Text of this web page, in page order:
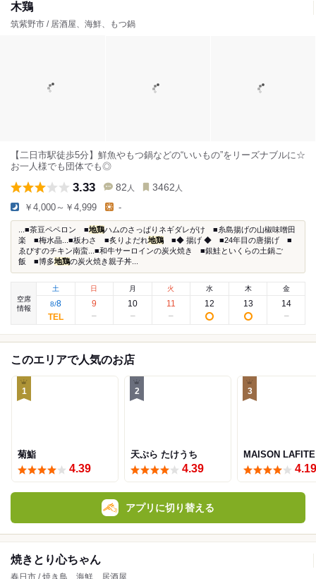
木鶏
筑紫野市 / 居酒屋、海鮮、もつ鍋
【二日市駅徒歩5分】鮮魚やもつ鍋などの“いいもの”をリーズナブルに☆
お一人様でも団体でも◎
3.33 82 人 3462 人
￥4,000～￥4,999 -
...■茶豆ペペロン ■地鶏ハムのさっぱりネギダレがけ ■糸島揚げの山椒味噌田
楽 ■梅水晶...■板わさ ■炙りよだれ地鶏 ■◆ 揚げ ◆ ■24年目の唐揚げ ■
ゑびすのチキン南蛮...■和牛サーロインの炭火焼き ■銀鮭といくらの土鍋ご
飯 ■博多地鶏の炭火焼き親子丼...
空席
情報
土
8/8
日
9
月
10
火
11
水
12
木
13
金
14
このエリアで人気のお店
1
菊鮨
4.39
2
天ぷら たけうち
4.39
3
MAISON LAFITE
4.19
アプリに切り替える
焼きとり心ちゃん